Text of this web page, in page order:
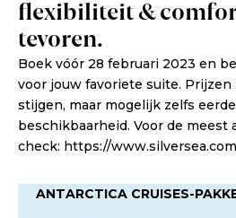
flexibiliteit &
tevoren.
Boek vóór 28 februari 2023 en
voor jouw favoriete suite. Prijzen
stijgen, maar mogelijk zelfs
beschikbaarheid. Voor de meest
check: https://
ANTARCTICA CRUISES-